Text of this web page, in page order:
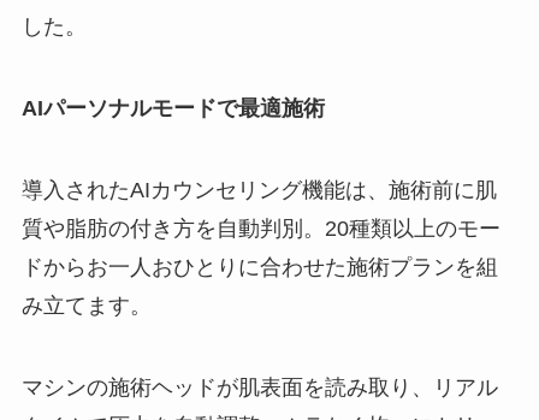
した。
AIパーソナルモードで最適施術
導入されたAIカウンセリング機能は、施術前に肌
質や脂肪の付き方を自動判別。20種類以上のモー
ドからお一人おひとりに合わせた施術プランを組
み立てます。
マシンの施術ヘッドが肌表面を読み取り、リアル